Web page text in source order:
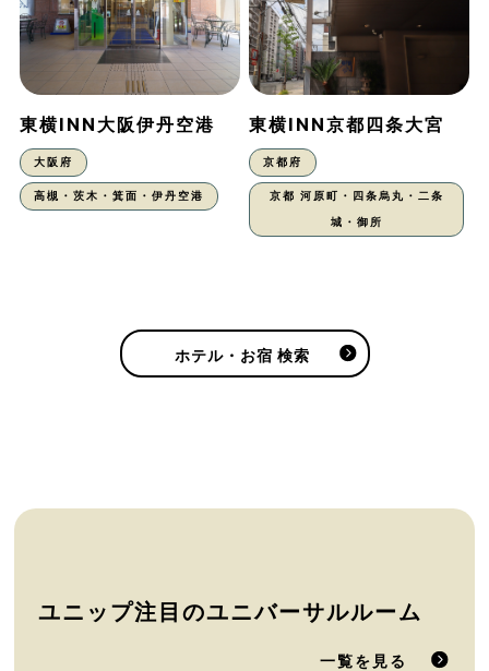
東横INN大阪伊丹空港
大阪府
高槻・茨木・箕面・伊丹空港
東横INN京都四条大宮
京都府
京都 河原町・四条烏丸・二条
城・御所
ホテル・お宿 検索
ユニップ注目のユニバーサルルーム
一覧を見る